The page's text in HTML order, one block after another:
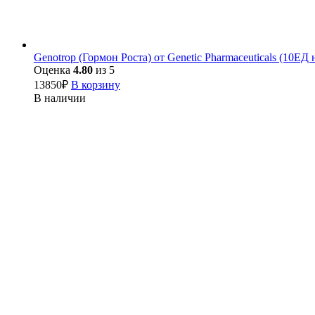
Genotrop (Гормон Роста) от Genetic Pharmaceuticals (10ЕД
Оценка 4.80 из 5
13850₽ В корзину
В наличии